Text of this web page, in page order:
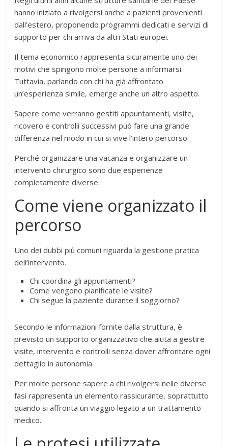
hanno iniziato a rivolgersi anche a pazienti provenienti
dall’estero, proponendo programmi dedicati e servizi di
supporto per chi arriva da altri Stati europei.
Il tema economico rappresenta sicuramente uno dei
motivi che spingono molte persone a informarsi.
Tuttavia, parlando con chi ha già affrontato
un’esperienza simile, emerge anche un altro aspetto.
Sapere come verranno gestiti appuntamenti, visite,
ricovero e controlli successivi può fare una grande
differenza nel modo in cui si vive l’intero percorso.
Perché organizzare una vacanza e organizzare un
intervento chirurgico sono due esperienze
completamente diverse.
Come viene organizzato il
percorso
Uno dei dubbi più comuni riguarda la gestione pratica
dell’intervento.
Chi coordina gli appuntamenti?
Come vengono pianificate le visite?
Chi segue la paziente durante il soggiorno?
Secondo le informazioni fornite dalla struttura, è
previsto un supporto organizzativo che aiuta a gestire
visite, intervento e controlli senza dover affrontare ogni
dettaglio in autonomia.
Per molte persone sapere a chi rivolgersi nelle diverse
fasi rappresenta un elemento rassicurante, soprattutto
quando si affronta un viaggio legato a un trattamento
medico.